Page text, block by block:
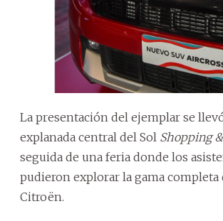
La presentación del ejemplar se
explanada central del Sol Shopping
seguida de una feria donde los
pudieron explorar la gama completa
Citroën.